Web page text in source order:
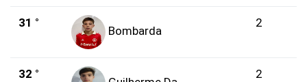
31 °
Bombarda
2
32 ° 2